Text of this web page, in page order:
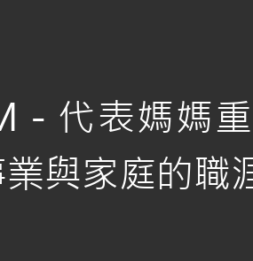
- 代表媽媽
業與家庭的